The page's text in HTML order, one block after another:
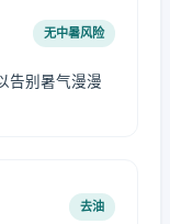
无中暑风险
告别暑气漫漫
去油